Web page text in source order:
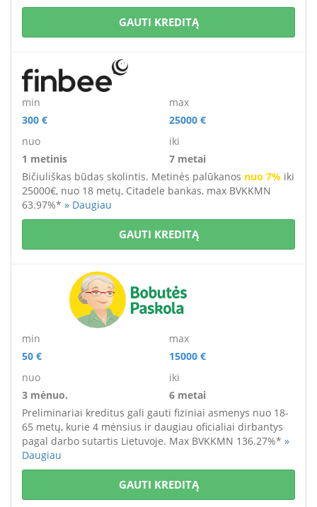
GAUTI KREDITĄ
min
300 €
max
25000 €
nuo
1 metinis
iki
7 metai
Bičiuliškas būdas skolintis. Metinės palūkanos nuo 7% iki
25000€, nuo 18 metų, Citadele bankas, max BVKKMN
63.97%* » Daugiau
GAUTI KREDITĄ
min
50 €
max
15000 €
nuo
3 mėnuo.
iki
6 metai
Preliminariai kreditus gali gauti fiziniai asmenys nuo 18-
65 metų, kurie 4 mėnsius ir daugiau oficialiai dirbantys
pagal darbo sutartis Lietuvoje. Max BVKKMN 136.27%* »
Daugiau
GAUTI KREDITĄ